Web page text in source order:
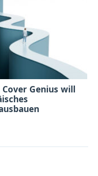
Genius will